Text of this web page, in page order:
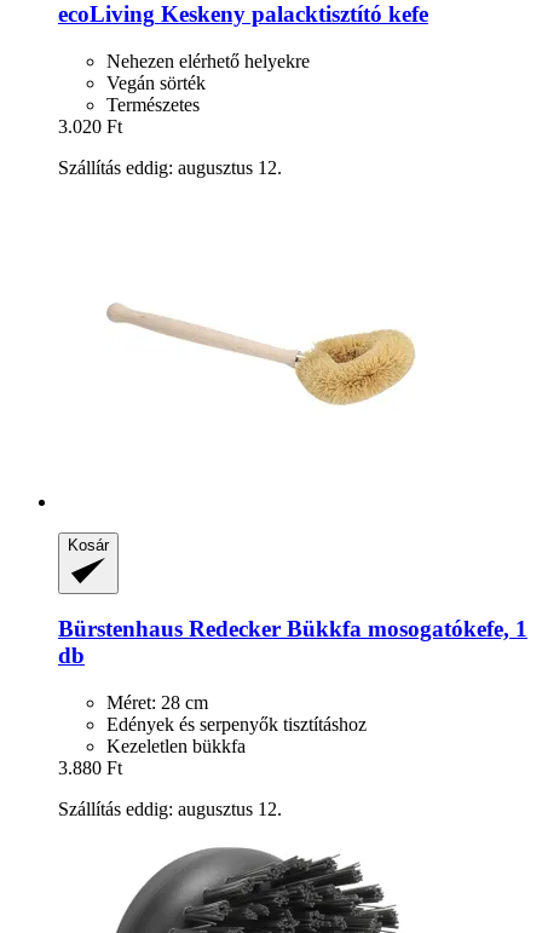
ecoLiving Keskeny palacktisztító kefe
Nehezen elérhető helyekre
Vegán sörték
Természetes
3.020 Ft
Szállítás eddig: augusztus 12.
Kosár
Bürstenhaus Redecker Bükkfa mosogatókefe, 1
db
Méret: 28 cm
Edények és serpenyők tisztításhoz
Kezeletlen bükkfa
3.880 Ft
Szállítás eddig: augusztus 12.